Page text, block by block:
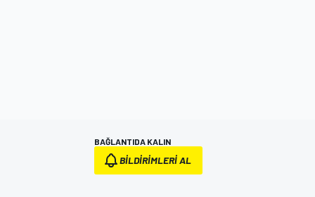
BAĞLANTIDA KALIN
BILDIRIMLERI AL